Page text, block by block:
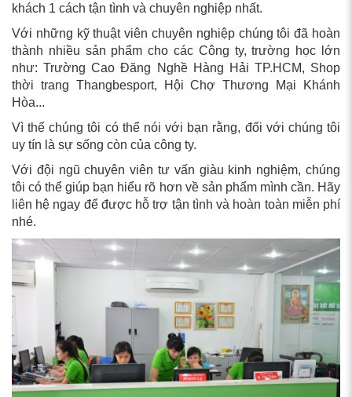
khách 1 cách tận tình và chuyên nghiệp nhất.
Với những kỹ thuật viên chuyên nghiệp chúng tôi đã hoàn
thành nhiều sản phẩm cho các Công ty, trường học lớn
như: Trường Cao Đăng Nghề Hàng Hải TP.HCM, Shop
thời trang Thangbesport, Hội Chợ Thương Mại Khánh
Hòa...
Vì thế chúng tôi có thể nói với bạn rằng, đối với chúng tôi
uy tín là sự sống còn của công ty.
Với đội ngũ chuyên viên tư vấn giàu kinh nghiệm, chúng
tôi có thể giúp bạn hiểu rõ hơn về sản phẩm mình cần. Hãy
liên hệ ngay để được hỗ trợ tận tình và hoàn toàn miễn phí
nhé.